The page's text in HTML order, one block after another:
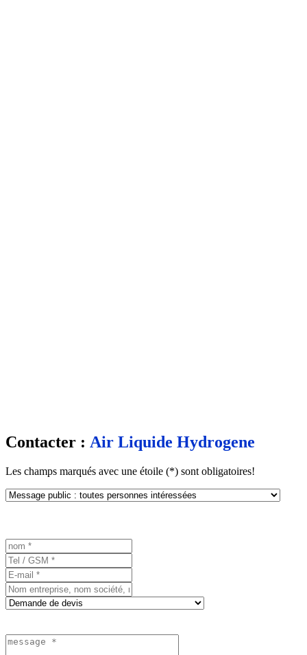
Contacter : Air Liquide Hydrogene
Les champs marqués avec une étoile (*) sont obligatoires!